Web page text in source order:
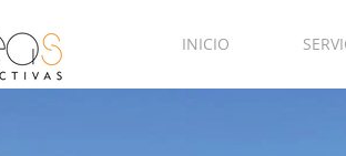
INICIO